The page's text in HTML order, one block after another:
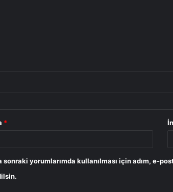
*
sonraki yorumlarımda kullanılması için adım, e-